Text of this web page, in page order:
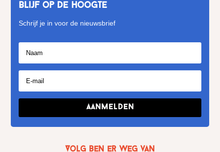
Blijf op de hoogte
Schrijf je in voor de nieuwsbrief
Aanmelden
Volg Ben er weg van